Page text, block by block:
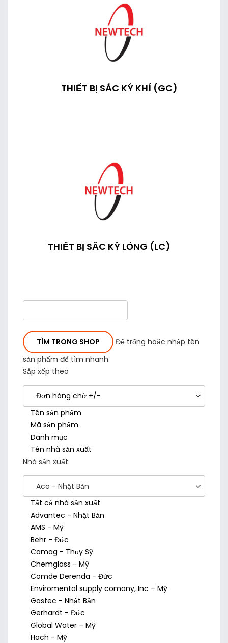
THIẾT BỊ SẮC KÝ KHÍ (GC)
THIẾT BỊ SẮC KÝ LỎNG (LC)
Để trống hoặc nhập tên
sản phẩm để tìm nhanh.
Sắp xếp theo
Đơn hàng chờ +/-
Tên sản phẩm
Mã sản phẩm
Danh mục
Tên nhà sản xuất
Nhà sản xuất:
Aco - Nhật Bản
Tất cả nhà sản xuất
Advantec - Nhật Bản
AMS - Mỹ
Behr - Đức
Camag - Thụy Sỹ
Chemglass - Mỹ
Comde Derenda - Đức
Enviromental supply comany, Inc – Mỹ
Gastec - Nhật Bản
Gerhardt - Đức
Global Water – Mỹ
Hach - Mỹ